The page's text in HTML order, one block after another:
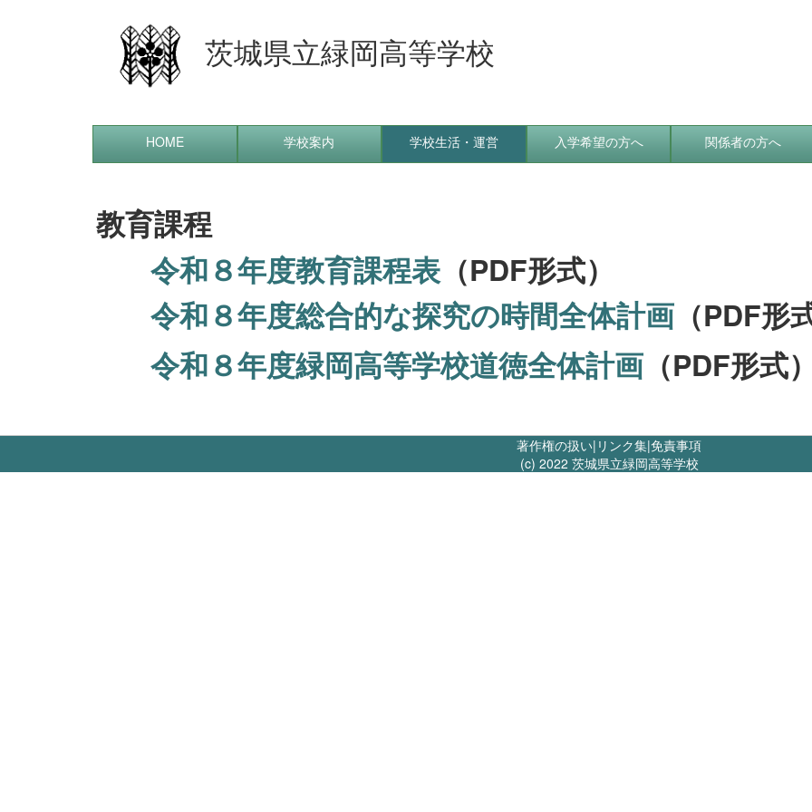
茨城県立緑岡高等学校
HOME 学校案内 学校生活・運営 入学希望の方へ 関係者の方へ
教育課程
令和８年度教育課程表 （PDF形式）
令和８年度総合的な探究の時間全体計画 （PDF形
令和８年度緑岡高等学校道徳全体計画 （PDF形式）
著作権の扱い| リンク集|免責事項
(c) 2022 茨城県立緑岡高等学校